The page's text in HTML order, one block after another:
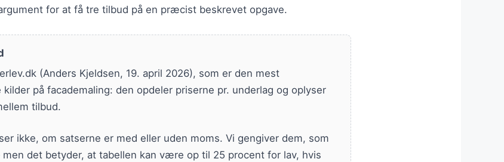
for at få tre tilbud på en præcist beskrevet opgave.
(Anders Kjeldsen, 19. april 2026), som er den mest
på facademaling: den opdeler priserne pr. underlag og oplyser
tilbud.
ikke, om satserne er med eller uden moms. Vi gengiver dem, som
det betyder, at tabellen kan være op til 25 procent for lav, hvis